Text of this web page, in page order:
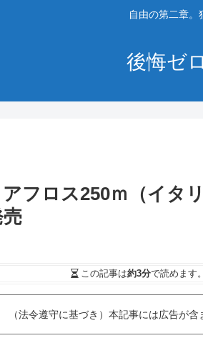
自由の第二章。
後悔ゼ
アフロス250ｍ（イタ
この記事は約3分で読めます。
（法令遵守に基づき）本記事には広告が含